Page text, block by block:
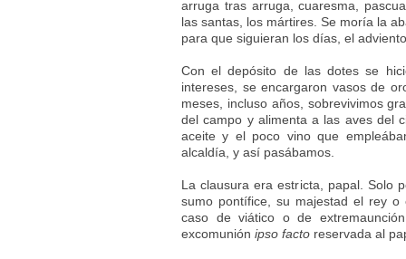
arruga tras arruga, cuaresma,
las santas, los mártires. Se moría la
para que siguieran los días, el
Con el depósito de las dotes se
intereses, se encargaron vasos de
meses, incluso años, sobrevivimos
del campo y alimenta a las aves del
aceite y el poco vino que
alcaldía, y así pasábamos.
La clausura era estricta, papal. Solo
sumo pontífice, su majestad el rey
caso de viático o de
excomunión ipso facto reservada al